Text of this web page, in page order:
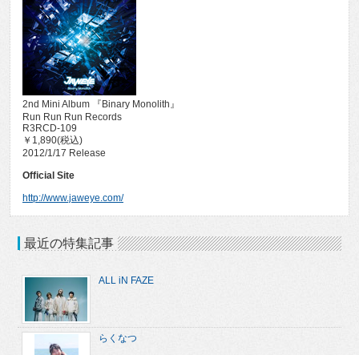
2nd Mini Album 『Binary Monolith』
Run Run Run Records
R3RCD-109
￥1,890(税込)
2012/1/17 Release
Official Site
http://www.jaweye.com/
最近の特集記事
ALL iN FAZE
らくなつ